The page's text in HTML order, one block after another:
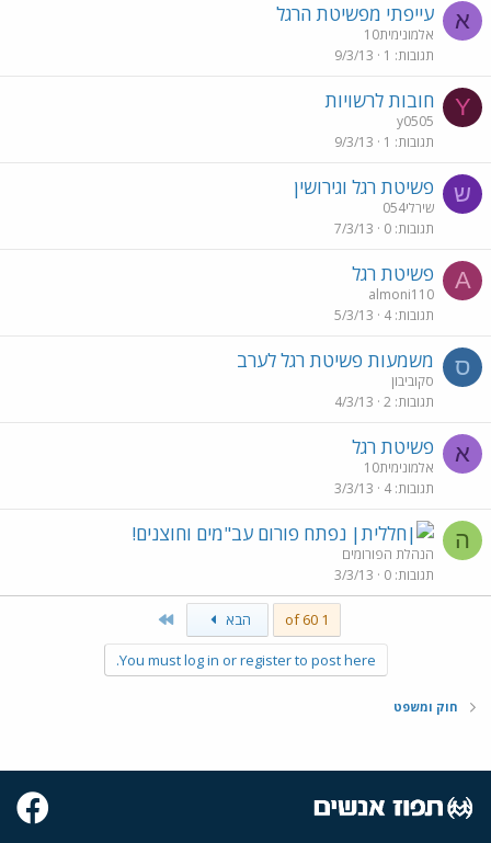
א עייפתי מפשיטת הרגל
אלמונימית10
תגובות 1
9/3/13
Y חובות לרשויות
y0505
תגובות 1
9/3/13
ש פשיטת רגל וגירושין
שירלי054
תגובות 0
7/3/13
A פשיטת רגל
almoni110
תגובות 4
5/3/13
ס משמעות פשיטת רגל לערב
סקוביבון
תגובות 2
4/3/13
א פשיטת רגל
אלמונימית10
תגובות 4
3/3/13
ה נפתח פורום עב"מים וחוצנים!
הנהלת הפורומים
תגובות 0
3/3/13
1 of 60 הבא
You must log in or register to post here.
חוק ומשפט